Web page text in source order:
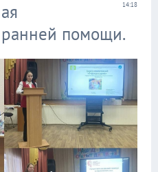
14:18
помощи.